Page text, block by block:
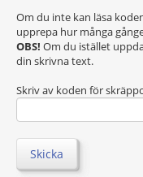
Om du inte kan läsa
upprepa hur många
OBS! Om du istället
din skrivna text.
Skriv av koden för
Skicka